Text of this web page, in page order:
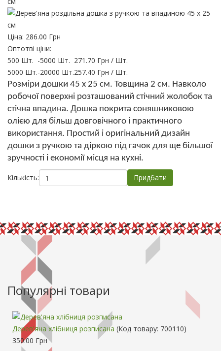
Ціна: 286.00 Грн
Оптотві ціни:
500 Шт. -5000 Шт. 271.70 Грн / Шт.
5000 Шт.-20000 Шт.257.40 Грн / Шт.
Розміри дошки 45 х 25 см. Товщина 2 см. Навколо
робочої поверхні розташований стічний жолобок та
стічна впадина. Дошка покрита соняшниковою
олією для більш довговічного і практичного
використання. Простий і оригінальний дизайн
дошки з ручкою та діркою під гачок для ще більшої
зручності і економії місця на кухні.
Кількість:
Популярні товари
Дерев'яна хлібниця розписана (Код товару: 700110)
350.00 Грн